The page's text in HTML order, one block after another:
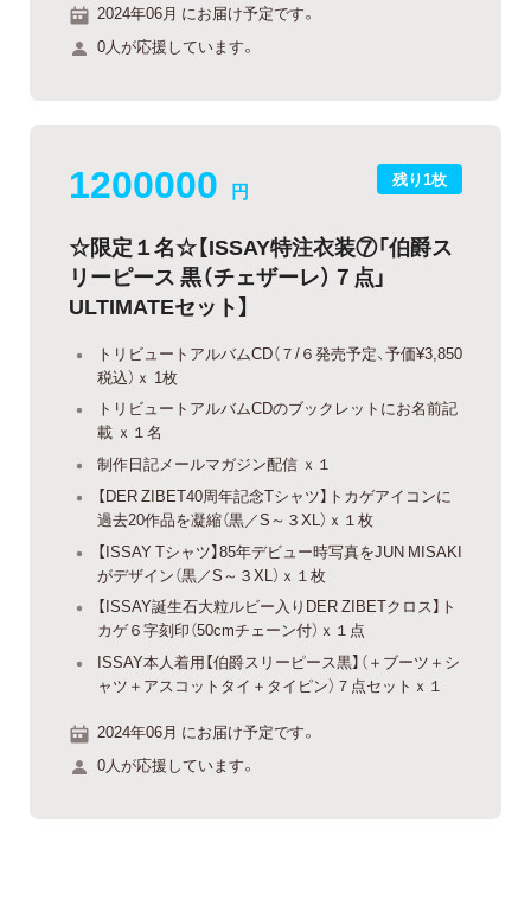
2024年06月 にお届け予定です。
0人が応援しています。
残り1枚
1200000 円
☆限定１名☆【ISSAY特注衣装⑦「伯爵ス
リーピース 黒（チェザーレ）７点」
ULTIMATEセット】
トリビュートアルバムCD（７/６発売予定、予価¥3,850
税込）ｘ 1枚
トリビュートアルバムCDのブックレットにお名前記
載 ｘ１名
制作日記メールマガジン配信 ｘ１
【DER ZIBET40周年記念Tシャツ】トカゲアイコンに
過去20作品を凝縮（黒／S～３XL）ｘ１枚
【ISSAY Tシャツ】85年デビュー時写真をJUN MISAKI
がデザイン（黒／S～３XL）ｘ１枚
【ISSAY誕生石大粒ルビー入りDER ZIBETクロス】ト
カゲ６字刻印（50cmチェーン付）ｘ１点
ISSAY本人着用【伯爵スリーピース黒】（＋ブーツ＋シ
ャツ＋アスコットタイ＋タイピン）７点セットｘ１
2024年06月 にお届け予定です。
0人が応援しています。